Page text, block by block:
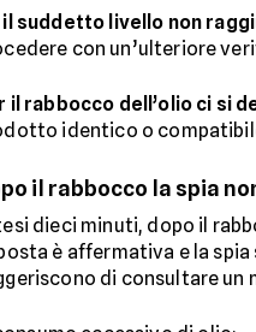
il suddetto livello non
con un’ulteriore
il rabbocco dell’olio ci si
identico o
il rabbocco la spia
dieci minuti, dopo il
è affermativa e la
di consultare un